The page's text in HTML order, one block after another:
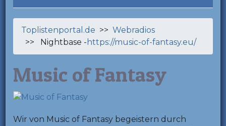
Toplistenportal.de >>Webradios
>> Nightbase - https://music-of-fantasy.eu/
Music of Fantasy
Wir von Music of Fantasy begeistern durch